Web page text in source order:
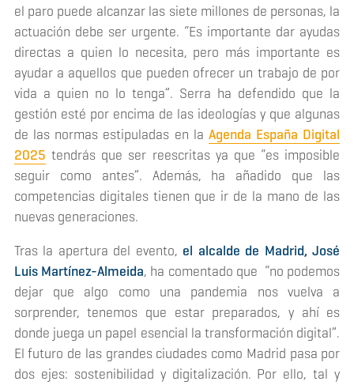
el paro puede alcanzar las siete millones de personas, la
actuación debe ser urgente. “Es importante dar ayudas
directas a quien lo necesita, pero más importante es
ayudar a aquellos que pueden ofrecer un trabajo de por
vida a quien no lo tenga”. Serra ha defendido que la
gestión esté por encima de las ideologías y que algunas
de las normas estipuladas en la Agenda España Digital
2025 tendrás que ser reescritas ya que “es imposible
seguir como antes”. Además, ha añadido que las
competencias digitales tienen que ir de la mano de las
nuevas generaciones.
Tras la apertura del evento, el alcalde de Madrid, José
Luis Martínez-Almeida, ha comentado que “no podemos
dejar que algo como una pandemia nos vuelva a
sorprender, tenemos que estar preparados, y ahí es
donde juega un papel esencial la transformación digital”.
El futuro de las grandes ciudades como Madrid pasa por
dos ejes: sostenibilidad y digitalización. Por ello, tal y